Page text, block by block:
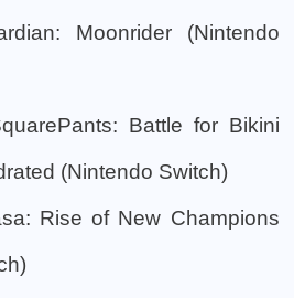
Moonrider (Nintendo
Battle for Bikini
(Nintendo Switch)
Rise of New Champions